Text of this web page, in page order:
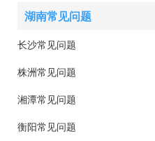
湖南常见问题
长沙常见问题
株洲常见问题
湘潭常见问题
衡阳常见问题